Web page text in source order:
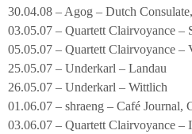
30.04.08 – Agog – Dutch
03.05.07 – Quartett Clairvoyance –
05.05.07 – Quartett Clairvoyance –
25.05.07 – Underkarl – Landau
26.05.07 – Underkarl – Wittlich
01.06.07 – shraeng – Café Journal,
03.06.07 – Quartett Clairvoyance –